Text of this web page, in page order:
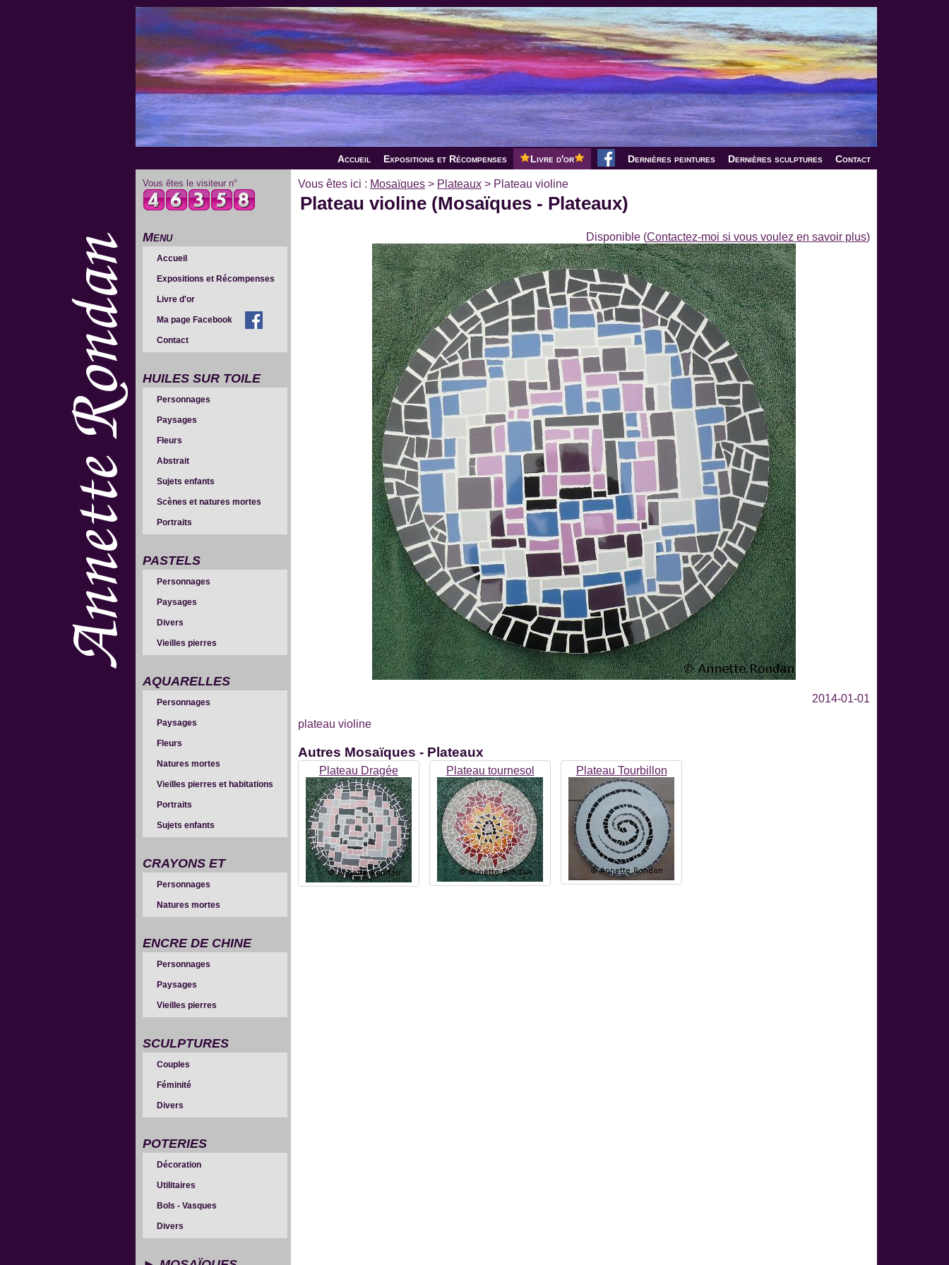
Accueil Expositions et Récompenses Livre d'or Dernières peintures Dernières sculptures Contact
Vous êtes le visiteur n°
Menu
Accueil
Expositions et Récompenses
Livre d'or
Ma page Facebook
Contact
HUILES SUR TOILE
Personnages
Paysages
Fleurs
Abstrait
Sujets enfants
Scènes et natures mortes
Portraits
PASTELS
Personnages
Paysages
Divers
Vieilles pierres
AQUARELLES
Personnages
Paysages
Fleurs
Natures mortes
Vieilles pierres et habitations
Portraits
Sujets enfants
CRAYONS ET
SANGUINES
Personnages
Natures mortes
ENCRE DE CHINE
Personnages
Paysages
Vieilles pierres
SCULPTURES
Couples
Féminité
Divers
POTERIES
Décoration
Utilitaires
Bols - Vasques
Divers
Vous êtes ici : Mosaïques > Plateaux > Plateau violine
Plateau violine (Mosaïques - Plateaux)
Disponible (Contactez-moi si vous voulez en savoir plus)
2014-01-01
plateau violine
Autres Mosaïques - Plateaux
Plateau Dragée Plateau tournesol Plateau Tourbillon